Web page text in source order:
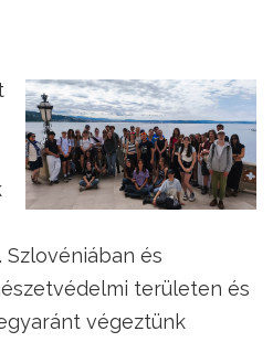
és
területen és
végeztünk